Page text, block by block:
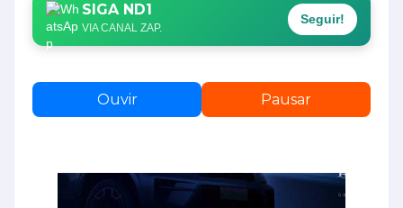
SIGA ND1
VIA CANAL ZAP.
Seguir!
Ouvir Pausar